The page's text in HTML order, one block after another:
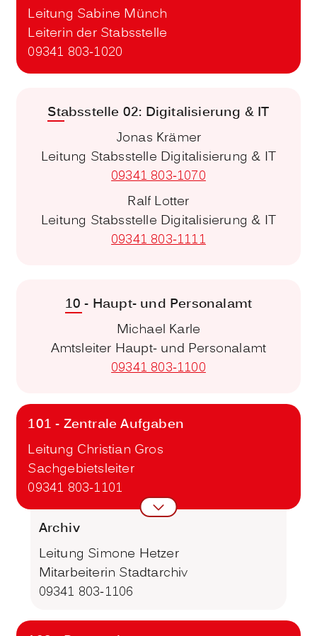
Leitung Sabine Münch
Leiterin der Stabsstelle
09341 803-1020
Stabsstelle 02: Digitalisierung & IT
Jonas Krämer
Leitung Stabsstelle Digitalisierung & IT
09341 803-1070
Ralf Lotter
Leitung Stabsstelle Digitalisierung & IT
09341 803-1111
10 - Haupt- und Personalamt
Michael Karle
Amtsleiter Haupt- und Personalamt
09341 803-1100
101 - Zentrale Aufgaben
Leitung Christian Gros
Sachgebietsleiter
09341 803-1101
Archiv
Leitung Simone Hetzer
Mitarbeiterin Stadtarchiv
09341 803-1106